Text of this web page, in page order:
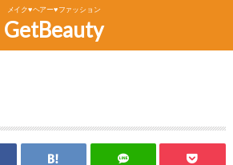
メイク♥ヘアー♥ファッション
GetBeauty